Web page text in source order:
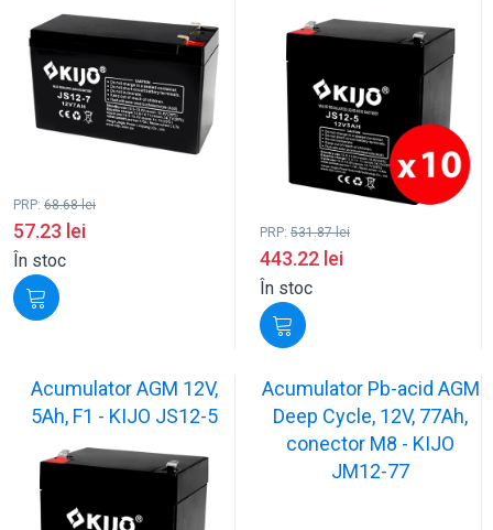
PRP: 68.68lei
57.23 lei
În stoc
PRP: 531.87lei
443.22 lei
În stoc
Acumulator AGM 12V,
5Ah, F1 - KIJO JS12-5
Acumulator Pb-acid AGM
Deep Cycle, 12V, 77Ah,
conector M8 - KIJO
JM12-77